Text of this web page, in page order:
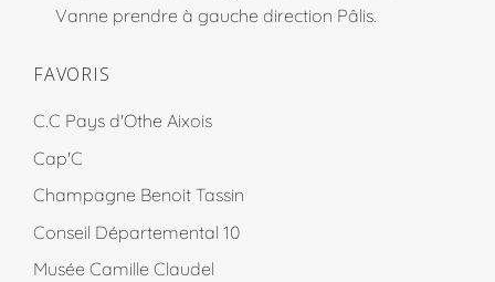
Vanne prendre à gauche direction Pâlis.
FAVORIS
C.C Pays d'Othe Aixois
Cap'C
Champagne Benoit Tassin
Conseil Départemental 10
Musée Camille Claudel